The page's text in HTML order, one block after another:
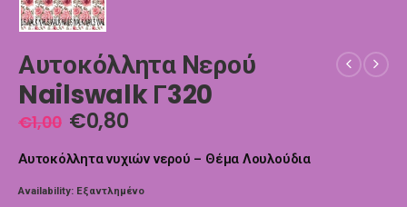
Αυτοκόλλητα Νερού
Nailswalk Γ320
€1,00 €0,80
Αυτοκόλλητα νυχιών νερού – Θέμα Λουλούδια
Availability: Εξαντλημένο